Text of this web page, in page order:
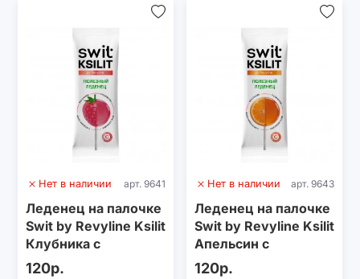
Нет в наличии арт. 9641
Леденец на палочке
Swit by Revyline Ksilit
Клубника с
витамином С
120р.
Нет в наличии арт. 9643
Леденец на палочке
Swit by Revyline Ksilit
Апельсин с
витамином С
120р.